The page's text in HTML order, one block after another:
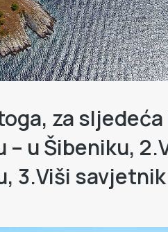
za sljedeća
u Šibeniku,
3.Viši